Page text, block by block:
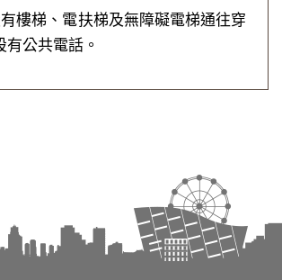
樓梯、電扶梯及無障礙電梯通往穿
有公共電話。